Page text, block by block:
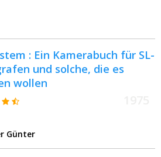
: Ein Kamerabuch für SL-
und solche, die es
wollen
Günter